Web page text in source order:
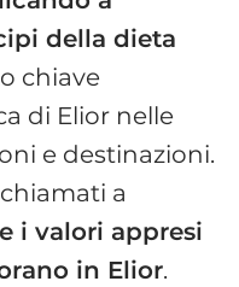
della dieta
chiave
di Elior nelle
e destinazioni.
a
i valori appresi
in Elior.